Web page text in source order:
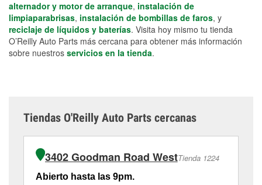
alternador y motor de arranque, instalación de
limpiaparabrisas, instalación de bombillas de faros, y
reciclaje de líquidos y baterías. Visita hoy mismo tu tienda
O’Reilly Auto Parts más cercana para obtener más información
sobre nuestros servicios en la tienda.
Tiendas O'Reilly Auto Parts cercanas
3402 Goodman Road WestTienda 1224
Abierto hasta las 9pm.